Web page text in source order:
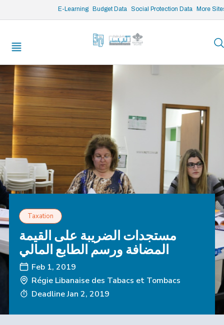
E-Learning Budget Data Social Protection Data More
/* opened search */
Taxation
مستجدات الضريبة على القيمة
المضافة ورسم الطابع المالي
Feb 1, 2019
Régie Libanaise des Tabacs et Tombacs
DeadlineJan 2, 2019